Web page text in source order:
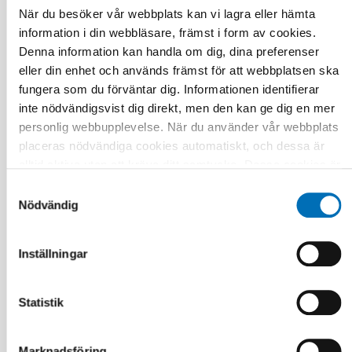
När du besöker vår webbplats kan vi lagra eller hämta
information i din webbläsare, främst i form av cookies.
Denna information kan handla om dig, dina preferenser
eller din enhet och används främst för att webbplatsen ska
fungera som du förväntar dig. Informationen identifierar
inte nödvändigsvist dig direkt, men den kan ge dig en mer
personlig webbupplevelse. När du använder vår webbplats
placeras nödvändiga cookies automatiskt, och dessa är
dess funktioner. Vi respekterar din integritet, och du kan
välja vilka ytterligare cookies (statistiska, preferens,
marknadsföring och oklassificerade) du vill acceptera.
Klicka på de olika kategorirubrikerna för att ta reda på mer
blockering av cookies kan påverka din upplevelse av
webbplatsen och de tjänster vi erbjuder. Om du har besökt
Nödvändig
Inställningar
Statistik
Uppdrag: Koordinera komplexa